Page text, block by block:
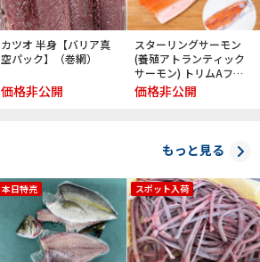
カツオ 半身【バリア真
空パック】（巻網）
価格非公開
スターリングサーモン
(養殖アトランティック
サーモン) トリムAフィ
ーレ ピンボーン付【半
身】
価格非公開
もっと見る
本日特売 スポット入荷